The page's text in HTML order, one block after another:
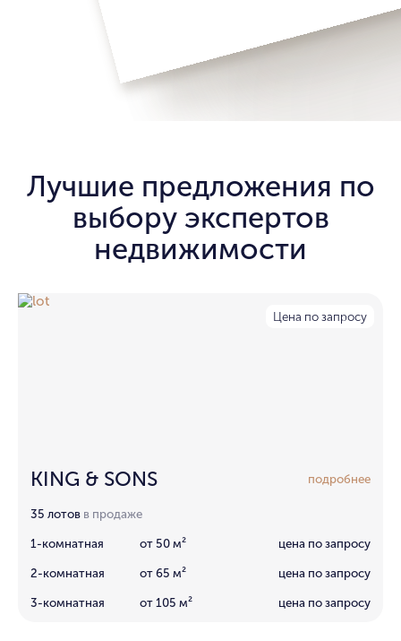
Лучшие предложения по
выбору экспертов
недвижимости
Цена по запросу
KING & SONS подробнее
35 лотов в продаже
1-комнатная от 50 м² цена по запросу
2-комнатная от 65 м² цена по запросу
3-комнатная от 105 м² цена по запросу